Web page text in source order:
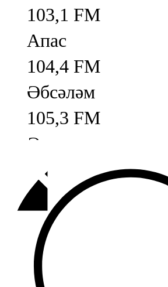
103,1 FM
Апас
104,4 FM
Әбсәләм
105,3 FM
Әлмәт
92,9 FM
Базарлы матак
107,1 FM
Балык бистәсе
104,9 FM